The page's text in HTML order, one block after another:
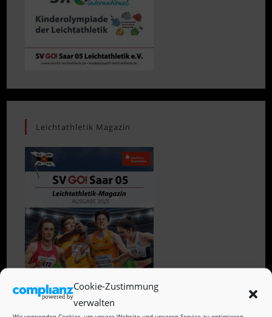
Cookie-Zustimmung
verwalten
Leichtathletik Magazin